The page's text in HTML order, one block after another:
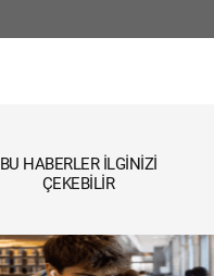
BU HABERLER İLGINIZI
ÇEKEBILIR